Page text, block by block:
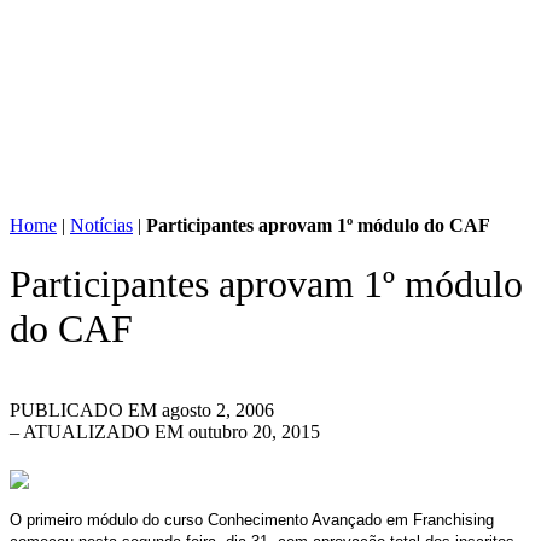
Home | Notícias | Participantes aprovam 1º módulo do CAF
Participantes aprovam 1º módulo
do CAF
PUBLICADO EM agosto 2, 2006
– ATUALIZADO EM outubro 20, 2015
O primeiro módulo do curso Conhecimento Avançado em Franchising